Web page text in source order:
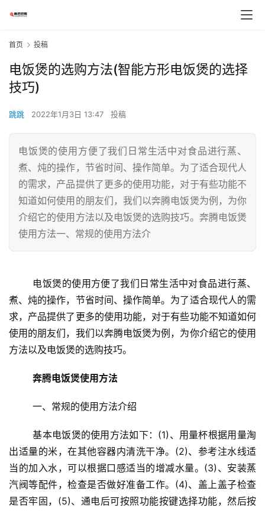
首页 投稿
电饭煲的选购方法(智能方形电饭煲的选择
技巧)
跳跳 2022年1月3日 13:47 投稿
电饭煲的使用方便了我们日常生活中对食品进行蒸、
煮、炖的操作，节省时间、操作简单。为了适合现代人
的需求，产品提供了更多的使用功能，对于有些功能不
知道如何使用的朋友们，我们以奔腾电饭煲为例，为你
介绍它的使用方法以及电饭煲的选购技巧。奔腾电饭煲
使用方法一、常规的使用方法介
煮、炖的操作，节省时间、操作简单。为了适合现代人的需
求，产品提供了更多的使用功能，对于有些功能不知道如何
使用的朋友们，我们以奔腾电饭煲为例，为你介绍它的使用
方法以及电饭煲的选购技巧。
奔腾电饭煲使用方法
	一、常规的使用方法介绍
	基本电饭煲的使用方法如下：(1)、用量杯根据用量淘
出适量的米，在其他容器内清洗干净。(2)、参考注水线适
当的加入水，可以根据口感适当的增减水量。(3)、安装蒸
汽阀等配件，检查是否做好准备工作。(4)、盖上盖子检查
是否牢固，(5)、通电后可按照功能按键选择功能，然后按